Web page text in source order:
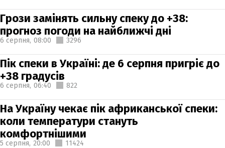
Грози замінять сильну спеку до +38:
прогноз погоди на найближчі дні
6 серпня, 08:00 3296
Пік спеки в Україні: де 6 серпня пригріє до
+38 градусів
6 серпня, 06:40 822
На Україну чекає пік африканської спеки:
коли температури стануть
комфортнішими
5 серпня, 20:00 11424